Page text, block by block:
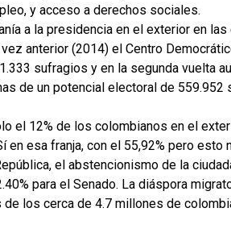
y acceso a derechos sociales.
a la presidencia en el exterior en
anterior (2014) el Centro
sufragios y en la segunda vuelta
de un potencial electoral de 559.952
el 12% de los colombianos en el
en esa franja, con el 55,92% pero
el abstencionismo de la
para el Senado. La diáspora
los cerca de 4.7 millones de